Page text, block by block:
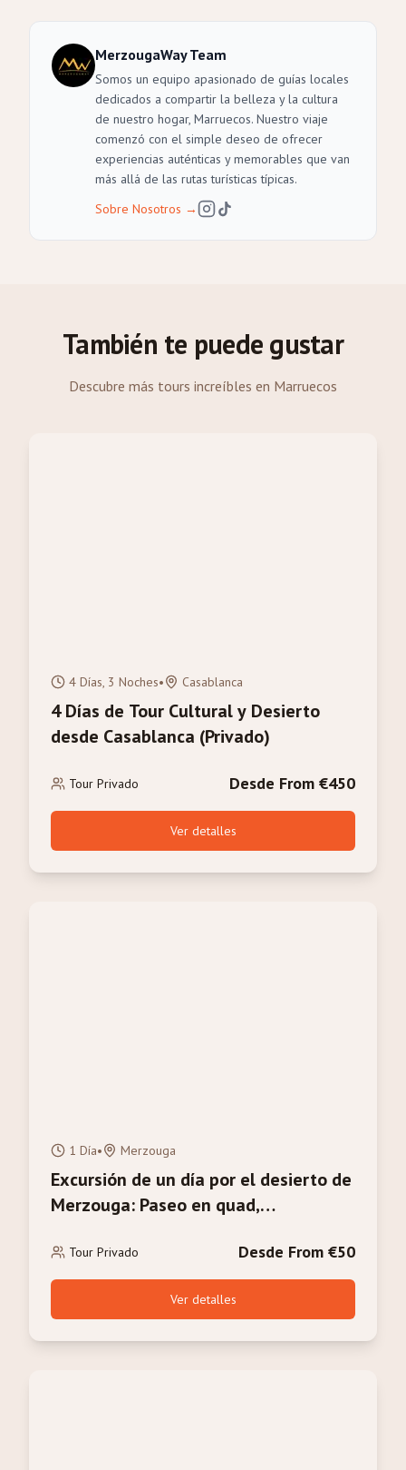
MerzougaWay Team
Somos un equipo apasionado de guías locales
dedicados a compartir la belleza y la cultura
de nuestro hogar, Marruecos. Nuestro viaje
comenzó con el simple deseo de ofrecer
experiencias auténticas y memorables que van
más allá de las rutas turísticas típicas.
Sobre Nosotros →
También te puede gustar
Descubre más tours increíbles en Marruecos
4 Días, 3 Noches• Casablanca
4 Días de Tour Cultural y Desierto
desde Casablanca (Privado)
Tour Privado Desde From €450
Ver detalles
1 Día• Merzouga
Excursión de un día por el desierto de
Merzouga: Paseo en quad,
Tour Privado Desde From €50
Ver detalles